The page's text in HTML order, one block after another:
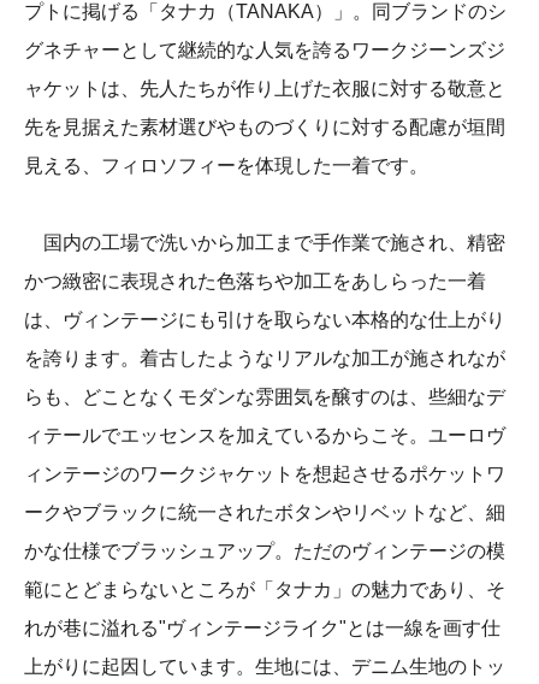
プトに掲げる「タナカ（TANAKA）」。同ブランドのシ
グネチャーとして継続的な人気を誇るワークジーンズジ
ャケットは、先人たちが作り上げた衣服に対する敬意と
先を見据えた素材選びやものづくりに対する配慮が垣間
見える、フィロソフィーを体現した一着です。
国内の工場で洗いから加工まで手作業で施され、精密
かつ緻密に表現された色落ちや加工をあしらった一着
は、ヴィンテージにも引けを取らない本格的な仕上がり
を誇ります。着古したようなリアルな加工が施されなが
らも、どことなくモダンな雰囲気を醸すのは、些細なデ
ィテールでエッセンスを加えているからこそ。ユーロヴ
ィンテージのワークジャケットを想起させるポケットワ
ークやブラックに統一されたボタンやリベットなど、細
かな仕様でブラッシュアップ。ただのヴィンテージの模
範にとどまらないところが「タナカ」の魅力であり、そ
れが巷に溢れる"ヴィンテージライク"とは一線を画す仕
上がりに起因しています。生地には、デニム生地のトッ